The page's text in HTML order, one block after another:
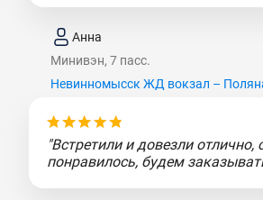
Анна
Минивэн, 7 пасс.
Невинномысск ЖД вокзал –
"Встретили и довезли отлично,
понравилось, будем